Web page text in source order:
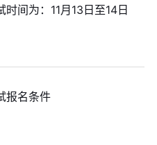
间为：11月13日至14日
报名条件